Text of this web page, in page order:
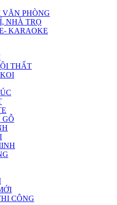
VĂN PHÒNG
NHÀ TRỌ
KARAOKE
THẤT
GỖ
CÔNG